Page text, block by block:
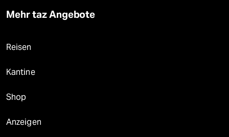
Mehr taz Angebote
Reisen
Kantine
Shop
Anzeigen